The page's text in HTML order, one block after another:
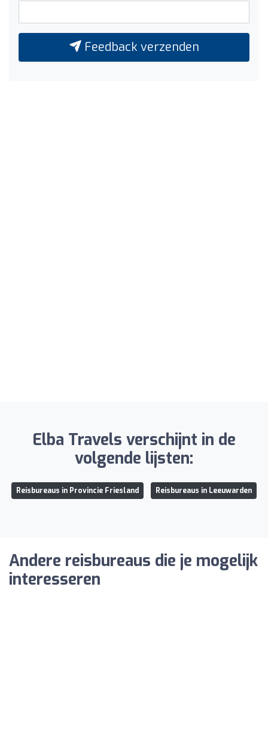
Feedback verzenden
Elba Travels verschijnt in de
volgende lijsten:
Reisbureaus in Provincie Friesland Reisbureaus in Leeuwarden
Andere reisbureaus die je mogelijk
interesseren